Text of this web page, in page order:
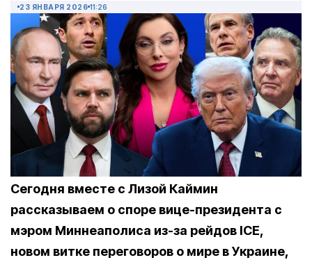
23 ЯНВАРЯ 2026 11:26
Сегодня вместе с Лизой Каймин
рассказываем о споре вице-президента с
мэром Миннеаполиса из-за рейдов ICE,
новом витке переговоров о мире в Украине,